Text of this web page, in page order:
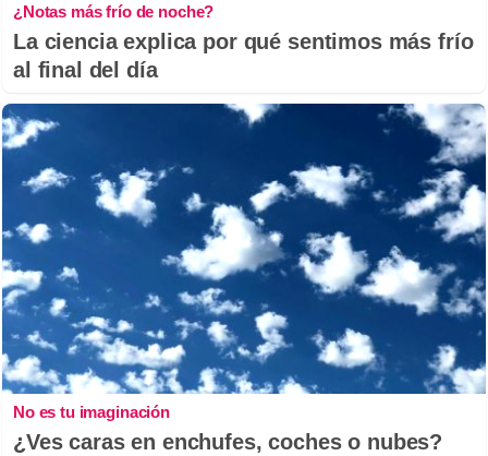
¿Notas más frío de noche?
La ciencia explica por qué sentimos más frío
al final del día
No es tu imaginación
¿Ves caras en enchufes, coches o nubes?